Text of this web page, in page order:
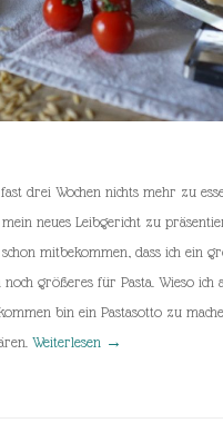
drei Wochen nichts mehr zu
neues Leibgericht zu
mitbekommen, dass ich ein
größeres für Pasta. Wieso ich
bin ein Pastasotto zu
Weiterlesen →